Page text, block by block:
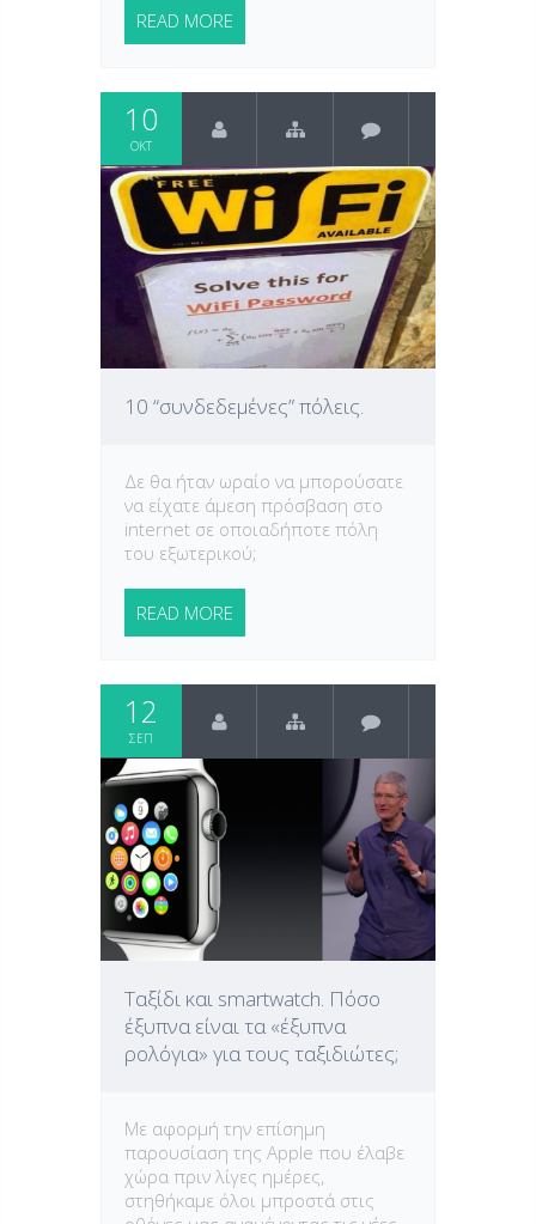
READ MORE
10
ΟΚΤ
10 “συνδεδεμένες” πόλεις.
Δε θα ήταν ωραίο να μπορούσατε
να είχατε άμεση πρόσβαση στο
internet σε οποιαδήποτε πόλη
του εξωτερικού;
READ MORE
12
ΣΕΠ
Ταξίδι και smartwatch. Πόσο
έξυπνα είναι τα «έξυπνα
ρολόγια» για τους ταξιδιώτες;
Με αφορμή την επίσημη
παρουσίαση της Apple που έλαβε
χώρα πριν λίγες ημέρες,
στηθήκαμε όλοι μπροστά στις